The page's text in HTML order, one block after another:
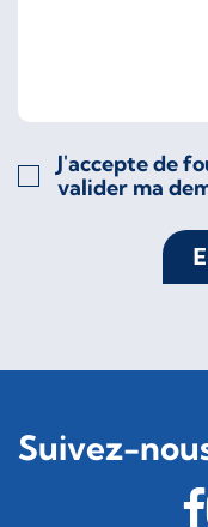
J'accepte de
valider ma
Suivez-